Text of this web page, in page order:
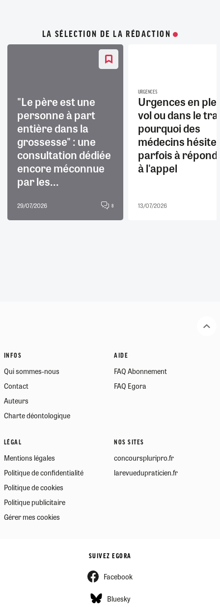
LA SÉLECTION DE LA RÉDACTION
"Le père est une
personne à part
entière dans la
grossesse" : une
consultation dédiée
encore méconnue
par les...
29/07/2026 8
URGENCES
Urgences en
vol ou dans le
pourquoi des
médecins
parfois à
à l'appel
13/07/2026
INFOS
Qui sommes-nous
Contact
Auteurs
Charte déontologique
AIDE
FAQ Abonnement
FAQ Egora
LÉGAL
Mentions légales
Politique de confidentialité
Politique de cookies
Politique publicitaire
Gérer mes cookies
NOS SITES
concourspluripro.fr
larevuedupraticien.fr
SUIVEZ EGORA
Facebook
Bluesky